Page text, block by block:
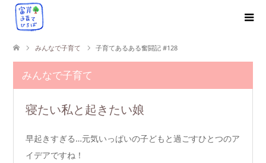
みんなで子育て 子育てあるある奮闘記 #128
みんなで子育て
寝たい私と起きたい娘
早起きすぎる…元気いっぱいの子どもと過ごすひとつのア
イデアですね！